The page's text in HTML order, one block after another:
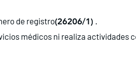
de registro(26206/1) .
médicos ni realiza actividades